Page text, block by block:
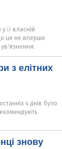
її власній
це не вперше
ув'язнення.
з елітних
4 днів було
знову